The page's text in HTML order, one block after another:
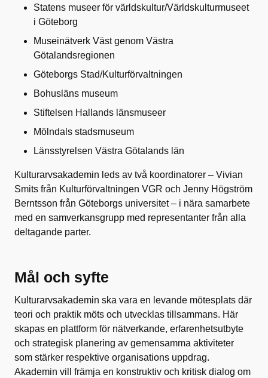
Statens museer för världskultur/Världskulturmuseet
i Göteborg
Museinätverk Väst genom Västra
Götalandsregionen
Göteborgs Stad/Kulturförvaltningen
Bohusläns museum
Stiftelsen Hallands länsmuseer
Mölndals stadsmuseum
Länsstyrelsen Västra Götalands län
Kulturarvsakademin leds av två koordinatorer – Vivian
Smits från Kulturförvaltningen VGR och Jenny Högström
Berntsson från Göteborgs universitet – i nära samarbete
med en samverkansgrupp med representanter från alla
deltagande parter.
Mål och syfte
Kulturarvsakademin ska vara en levande mötesplats där
teori och praktik möts och utvecklas tillsammans. Här
skapas en plattform för nätverkande, erfarenhetsutbyte
och strategisk planering av gemensamma aktiviteter
som stärker respektive organisations uppdrag.
Akademin vill främja en konstruktiv och kritisk dialog om